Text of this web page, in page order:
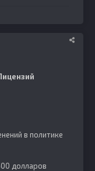
в политике
долларов